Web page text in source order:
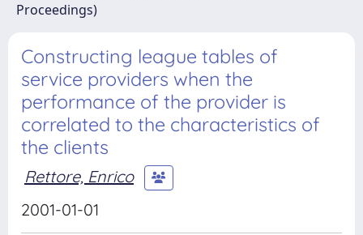
Proceedings)
Constructing league tables of
service providers when the
performance of the provider is
correlated to the characteristics of
the clients
Rettore, Enrico
2001-01-01